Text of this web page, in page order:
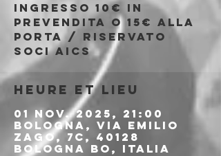
Ingresso 10€ in
prevendita o 15€ alla
porta / Riservato
soci AICS
Heure et lieu
01 nov. 2025, 21:00
Bologna, Via Emilio
Zago, 7c, 40128
Bologna BO, Italia